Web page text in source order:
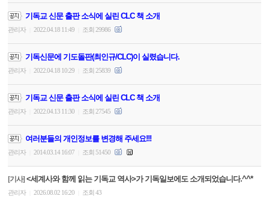
기독교 신문 출판 소식에 실린 CLC 책 소개
관리자 2022.04.18 11:49 조회 29986
기독신문에 기도돌판(최인규/CLC)이 실렸습니다.
관리자 2022.04.18 10:29 조회 25839
기독교 신문 출판 소식에 실린 CLC 책 소개
관리자 2022.04.13 11:30 조회 27545
여러분들의 개인정보를 변경해 주세요!!!
관리자 2014.03.14 16:07 조회 51450
[기사] <세계사와 함께 읽는 기독교 역사>가 기독일보에도 소개되었습니다.^^*
관리자 2026.08.02 16:20 조회 43